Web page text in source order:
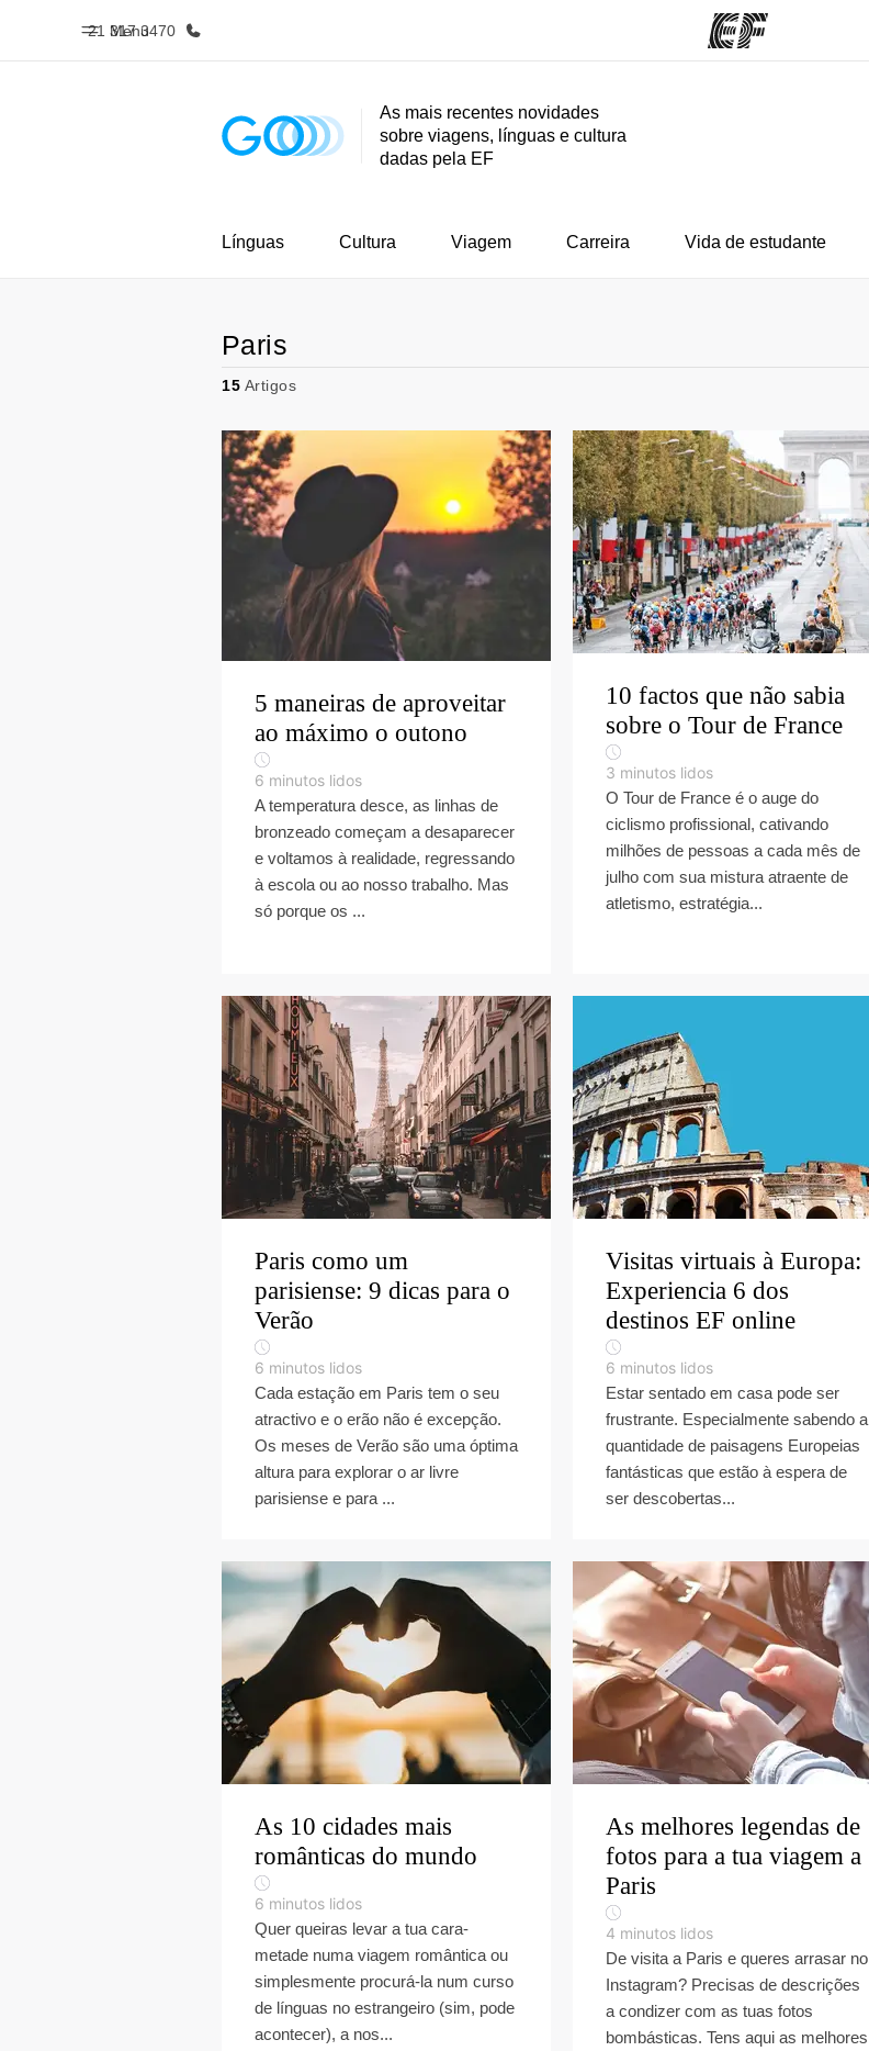
Menu
21 317 3470
Início Programas
Saiba tudo que
As mais recentes novidades
sobre viagens, línguas e cultura
dadas pela EF
Línguas Cultura Viagem Carreira Vida de estudante
Paris
15 Artigos
5 maneiras de aproveitar
ao máximo o outono
6 minutos lidos
A temperatura desce, as linhas de
bronzeado começam a desaparecer
e voltamos à realidade, regressando
à escola ou ao nosso trabalho. Mas
só porque os ...
10 factos que não sabia
sobre o Tour de France
3 minutos lidos
O Tour de France é o auge do
ciclismo profissional, cativando
milhões de pessoas a cada mês de
julho com sua mistura atraente de
atletismo, estratégia...
Paris como um
parisiense: 9 dicas para o
Verão
6 minutos lidos
Cada estação em Paris tem o seu
atractivo e o erão não é excepção.
Os meses de Verão são uma óptima
altura para explorar o ar livre
parisiense e para ...
Visitas virtuais à Europa:
Experiencia 6 dos
destinos EF online
6 minutos lidos
Estar sentado em casa pode ser
frustrante. Especialmente sabendo a
quantidade de paisagens Europeias
fantásticas que estão à espera de
ser descobertas...
As 10 cidades mais
românticas do mundo
6 minutos lidos
Quer queiras levar a tua cara-
metade numa viagem romântica ou
simplesmente procurá-la num curso
de línguas no estrangeiro (sim, pode
acontecer), a nos...
As melhores legendas de
fotos para a tua viagem a
Paris
4 minutos lidos
De visita a Paris e queres arrasar no
Instagram? Precisas de descrições
a condizer com as tuas fotos
bombásticas. Tens aqui as melhores